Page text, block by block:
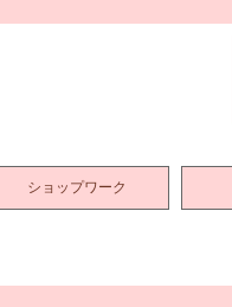
ショップワーク